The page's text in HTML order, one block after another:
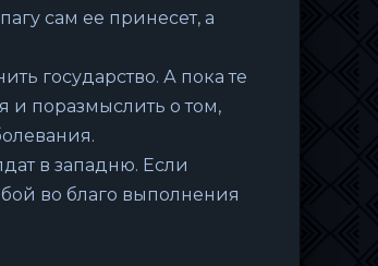
сам ее принесет, а
государство. А пока те
и поразмыслить о том,
в западню. Если
во благо выполнения